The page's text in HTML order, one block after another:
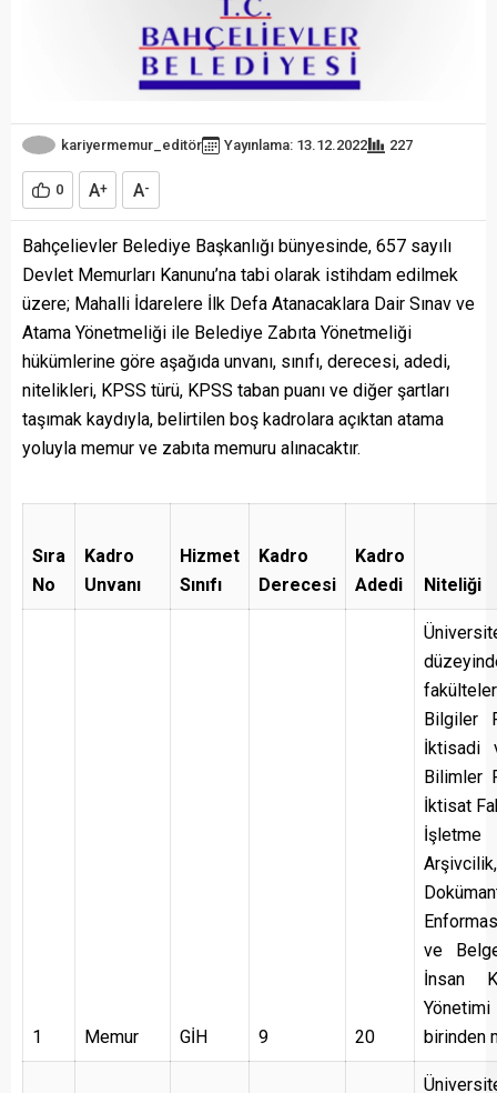
kariyermemur_editör Yayınlama: 13.12.2022 227
0 A+ A-
Bahçelievler Belediye Başkanlığı bünyesinde, 657 sayılı
Devlet Memurları Kanunu’na tabi olarak istihdam edilmek
üzere; Mahalli İdarelere İlk Defa Atanacaklara Dair Sınav ve
Atama Yönetmeliği ile Belediye Zabıta Yönetmeliği
hükümlerine göre aşağıda unvanı, sınıfı, derecesi, adedi,
nitelikleri, KPSS türü, KPSS taban puanı ve diğer şartları
taşımak kaydıyla, belirtilen boş kadrolara açıktan atama
yoluyla memur ve zabıta memuru alınacaktır.
Sıra
No
Kadro
Unvanı
Hizmet
Sınıfı
Kadro
Derecesi
Kadro
Adedi
Niteliği
1 Memur GİH 9 20
Bilgiler
İktisadi
Bilimler
İktisat
İşletme
ve
İnsan
birinden